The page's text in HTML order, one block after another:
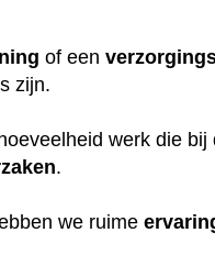
of een
zijn.
werk die
.
we ruime